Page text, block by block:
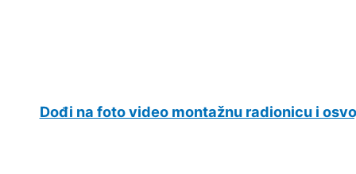
Dođi na foto video montažnu radionicu i